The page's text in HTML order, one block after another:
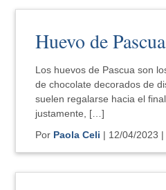
Huevo de Pascua
Los huevos de Pascua son
de chocolate decorados de
suelen regalarse hacia el
justamente, […]
Por Paola Celi | 12/04/2023